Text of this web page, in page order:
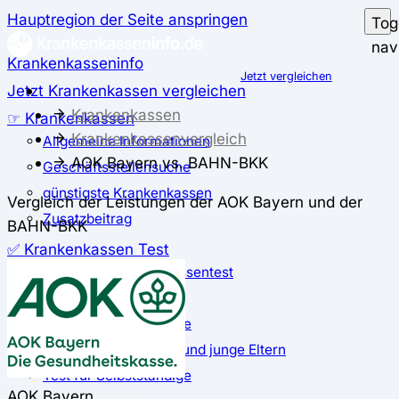
Hauptregion der Seite anspringen
Krankenkasseninfo
Jetzt Krankenkassen vergleichen
☞ Krankenkassen
Allgemeine Informationen
Geschäftsstellensuche
günstigste Krankenkassen
Zusatzbeitrag
✅ Krankenkassen Test
Der große Krankenkassentest
Test für Studierende
Test für Auszubildende
Test für Schwangere und junge Eltern
Test für Selbstständige
Jetzt vergleichen
Krankenkassen
Krankenkassenvergleich
AOK Bayern vs. BAHN-BKK
Vergleich der Leistungen der AOK Bayern und der
BAHN-BKK